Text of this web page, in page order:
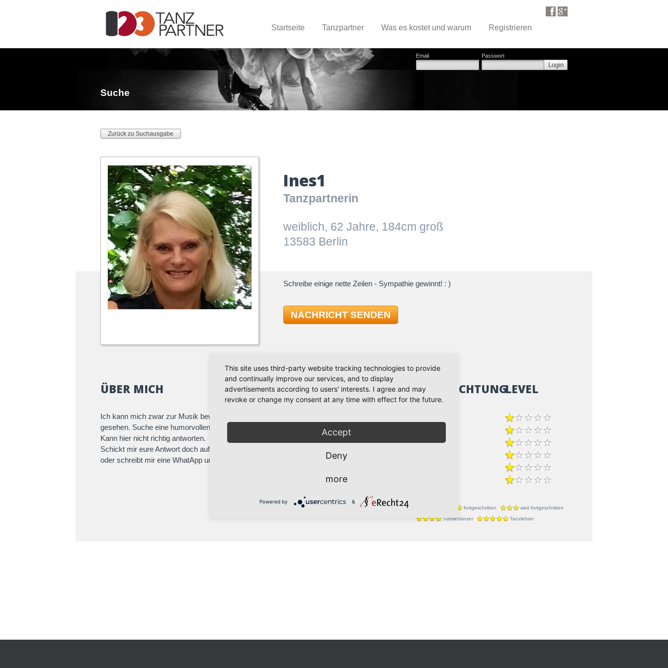
Startseite Tanzpartner Was es kostet und warum Registrieren
Email Passwort
Login
Suche
Zurück zu Suchausgabe
Ines1
Tanzpartnerin
weiblich, 62 Jahre, 184cm groß
13583 Berlin
Schreibe einige nette Zeilen - Sympathie gewinnt! : )
NACHRICHT SENDEN
ÜBER MICH
Ich kann mich zwar zur Musik bewegen, habe aber nie eine Tanzschule von innen
gesehen. Suche eine humorvollen Tanzpartner.
Kann hier nicht richtig antworten.
Schickt mir eure Antwort doch auf inibaker et gmx punkt de zu ;)))
oder schreibt mir eine WhatApp unter 0174 426 427 1
TANZRICHTUNG
Discofox
LEVEL
fortgeschritten
weit fortgeschritten
Turniertänzer
Tanzlehrer
This site uses third-party website tracking technologies to provide
and continually improve our services, and to display
advertisements according to users' interests. I agree and may
revoke or change my consent at any time with effect for the future.
Accept
Deny
more
Powered by &